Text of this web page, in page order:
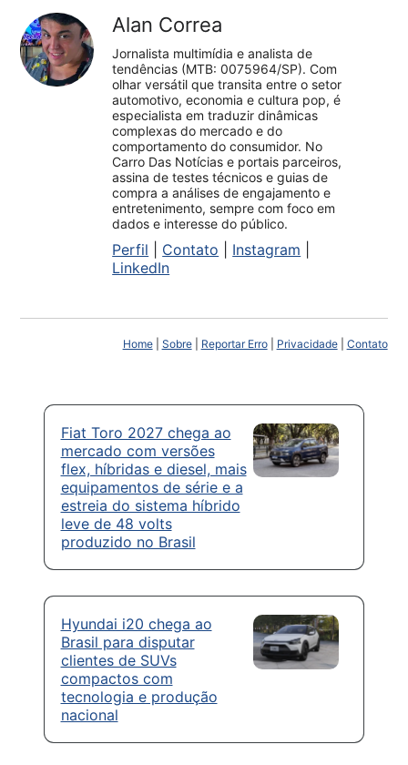
Alan Correa
Jornalista multimídia e analista de
tendências (MTB: 0075964/SP). Com
olhar versátil que transita entre o setor
automotivo, economia e cultura pop, é
especialista em traduzir dinâmicas
complexas do mercado e do
comportamento do consumidor. No
Carro Das Notícias e portais parceiros,
assina de testes técnicos e guias de
compra a análises de engajamento e
entretenimento, sempre com foco em
dados e interesse do público.
Perfil Contato Instagram
LinkedIn
Home| Sobre| Reportar Erro| Privacidade| Contato
Fiat Toro 2027 chega ao
mercado com versões
flex, híbridas e diesel, mais
equipamentos de série e a
estreia do sistema híbrido
leve de 48 volts
produzido no Brasil
Hyundai i20 chega ao
Brasil para disputar
clientes de SUVs
compactos com
tecnologia e produção
nacional